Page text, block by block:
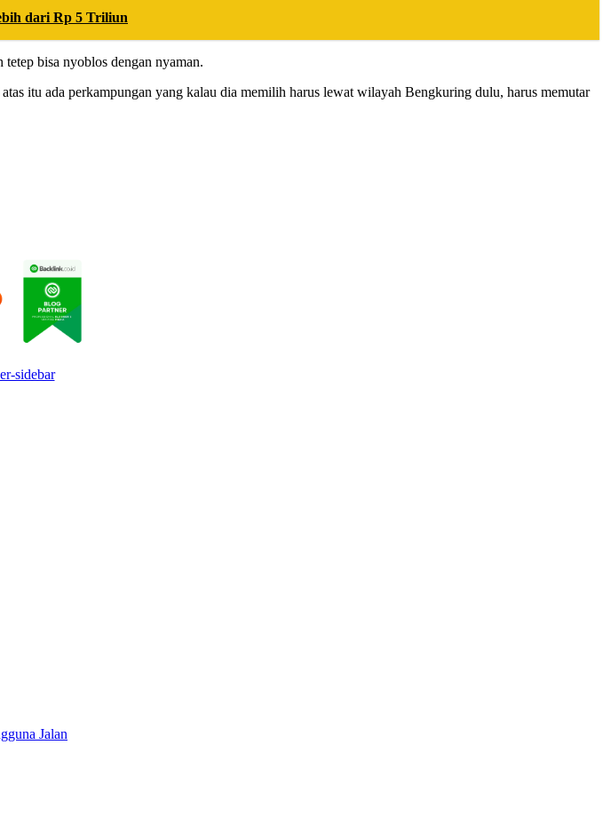
dari Rp 5 Triliun
bisa nyoblos dengan nyaman.
itu ada perkampungan yang kalau dia memilih harus lewat wilayah Bengkuring dulu, harus memutar
Jalan